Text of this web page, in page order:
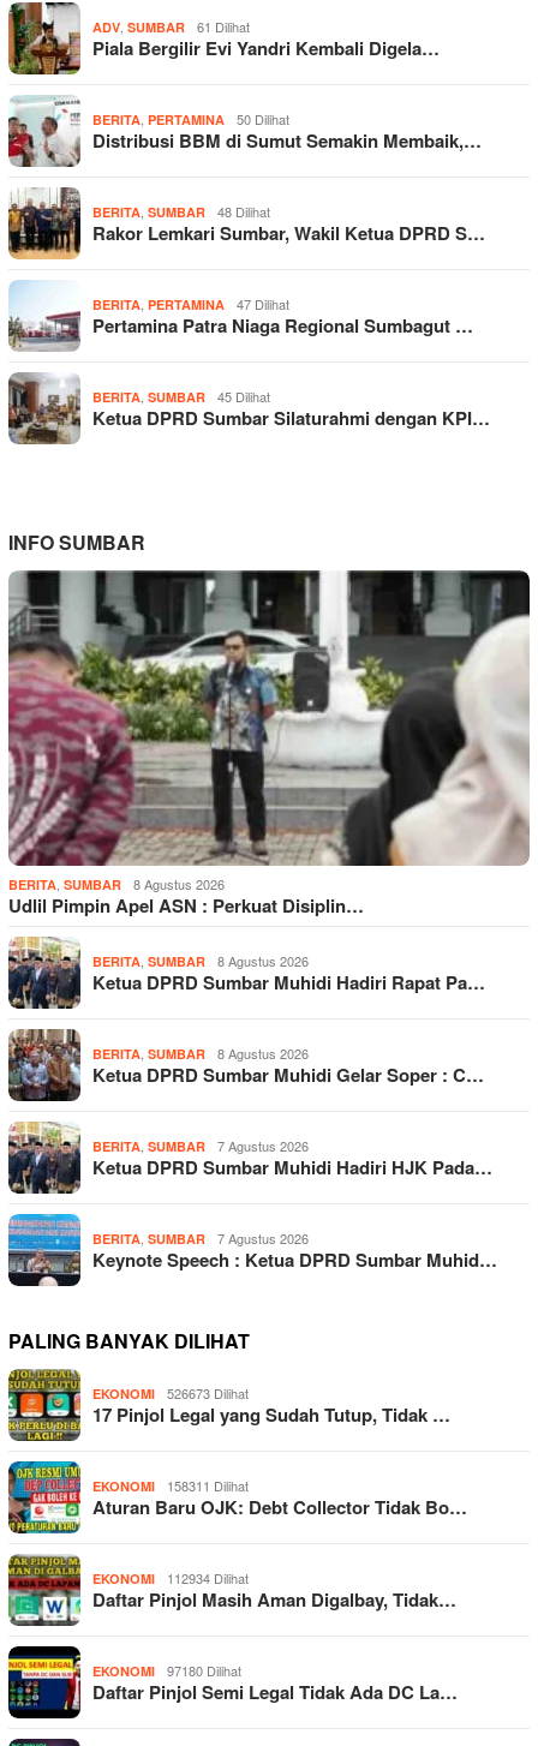
ADV, SUMBAR 61 Dilihat
Piala Bergilir Evi Yandri Kembali Digela…
BERITA, PERTAMINA 50 Dilihat
Distribusi BBM di Sumut Semakin Membaik,…
BERITA, SUMBAR 48 Dilihat
Rakor Lemkari Sumbar, Wakil Ketua DPRD S…
BERITA, PERTAMINA 47 Dilihat
Pertamina Patra Niaga Regional Sumbagut …
BERITA, SUMBAR 45 Dilihat
Ketua DPRD Sumbar Silaturahmi dengan KPI…
INFO SUMBAR
BERITA, SUMBAR 8 Agustus 2026
Udlil Pimpin Apel ASN : Perkuat Disiplin…
BERITA, SUMBAR 8 Agustus 2026
Ketua DPRD Sumbar Muhidi Hadiri Rapat Pa…
BERITA, SUMBAR 8 Agustus 2026
Ketua DPRD Sumbar Muhidi Gelar Soper : C…
BERITA, SUMBAR 7 Agustus 2026
Ketua DPRD Sumbar Muhidi Hadiri HJK Pada…
BERITA, SUMBAR 7 Agustus 2026
Keynote Speech : Ketua DPRD Sumbar Muhid…
PALING BANYAK DILIHAT
EKONOMI 526673 Dilihat
17 Pinjol Legal yang Sudah Tutup, Tidak …
EKONOMI 158311 Dilihat
Aturan Baru OJK: Debt Collector Tidak Bo…
EKONOMI 112934 Dilihat
Daftar Pinjol Masih Aman Digalbay, Tidak…
EKONOMI 97180 Dilihat
Daftar Pinjol Semi Legal Tidak Ada DC La…